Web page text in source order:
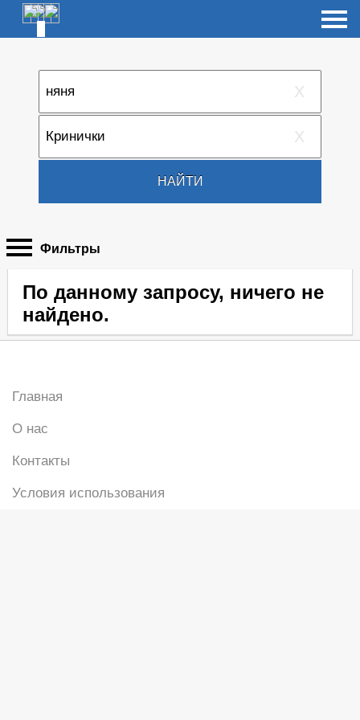
X
X
НАЙТИ
Фильтры
По данному запросу, ничего не
найдено.
Главная
О нас
Контакты
Условия использования